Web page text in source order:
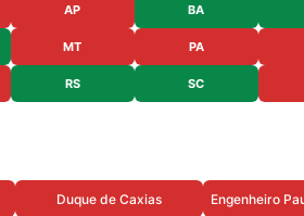
AP BA
MT PA
RS SC
Duque de Caxias Engenheiro